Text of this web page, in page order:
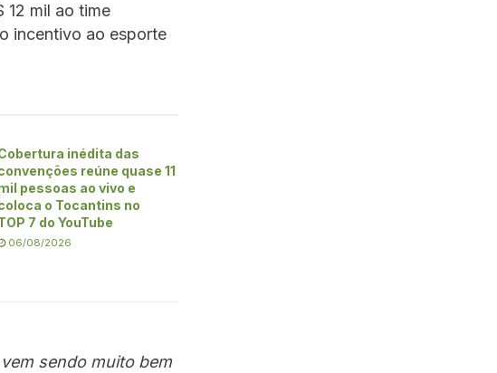
12 mil ao time
incentivo ao esporte
inédita das
reúne quase 11
pessoas ao vivo e
o Tocantins no
7 do YouTube
06/08/2026
sendo muito bem